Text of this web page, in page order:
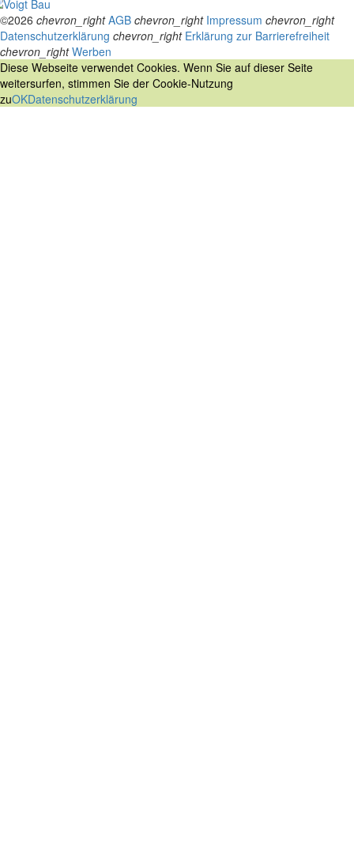
©2026 chevron_right AGB chevron_right Impressum chevron_right
Datenschutzerklärung chevron_right Erklärung zur Barrierefreiheit
chevron_right Werben
Diese Webseite verwendet Cookies. Wenn Sie auf dieser Seite
weitersurfen, stimmen Sie der Cookie-Nutzung
zuOKDatenschutzerklärung